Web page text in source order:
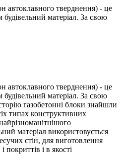
автоклавного тверднення) - це
матеріал. За свою
автоклавного тверднення) - це
матеріал. За свою
газобетонні блоки знайшли
типах конструктивних
матеріал використовується
стін, для виготовлення
і в якості